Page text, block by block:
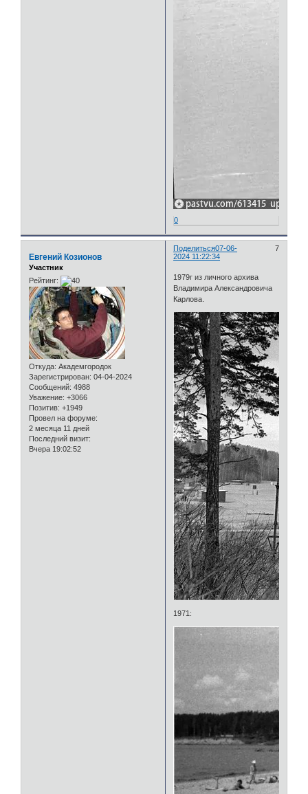
0
Поделиться 7
07-06-
2024 11:22:34
Евгений Козионов
Участник
Рейтинг:
Откуда: Академгородок
Зарегистрирован: 04-04-2024
Сообщений: 4988
Уважение: +3066
Позитив: +1949
Провел на форуме:
2 месяца 11 дней
Последний визит:
Вчера 19:02:52
1979г из личного архива
Владимира Александровича
Карлова.
1971: